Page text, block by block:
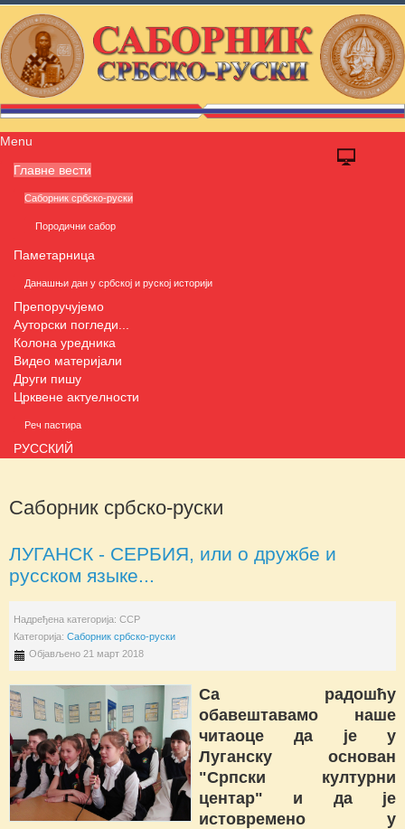
Menu
Главне вести
Саборник србско-руски
Породични сабор
Паметарница
Данашњи дан у србској и руској историји
Препоручујемо
Ауторски погледи...
Колона уредника
Видео материјали
Други пишу
Црквене актуелности
Реч пастира
РУССКИЙ
Саборник србско-руски
ЛУГАНСК - СЕРБИЯ, или о дружбе и
русском языке...
Надређена категорија: ССР
Категорија: Саборник србско-руски
Објављено 21 март 2018
Са радошћу
обавештавамо наше
читаоце да је у
Луганску основан
"Српски културни
центар" и да је
истовремено у